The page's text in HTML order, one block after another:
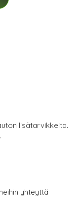
lisätarvikkeita.
yhteyttä